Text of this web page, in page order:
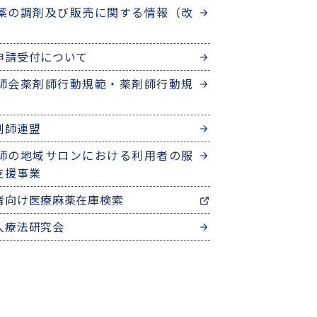
の調剤及び販売に関する情報（改
請受付について
会薬剤師行動規範・薬剤師行動規
師連盟
の地域サロンにおける利用者の服
援事業
向け医療麻薬在庫検索
療法研究会